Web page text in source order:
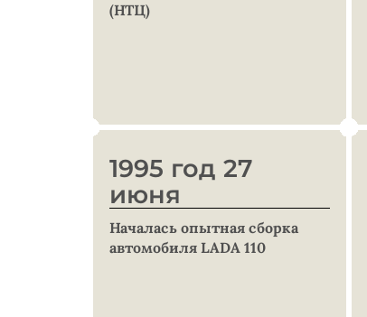
(НТЦ)
1995 год 27
июня
Началась опытная сборка
автомобиля LADA 110